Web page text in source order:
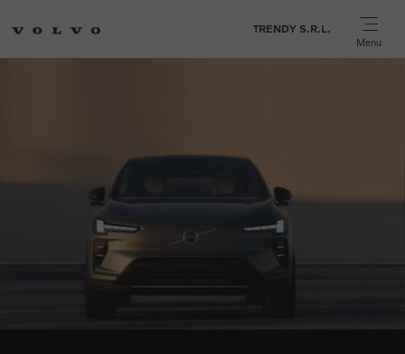
TRENDY S.R.L.
Menu